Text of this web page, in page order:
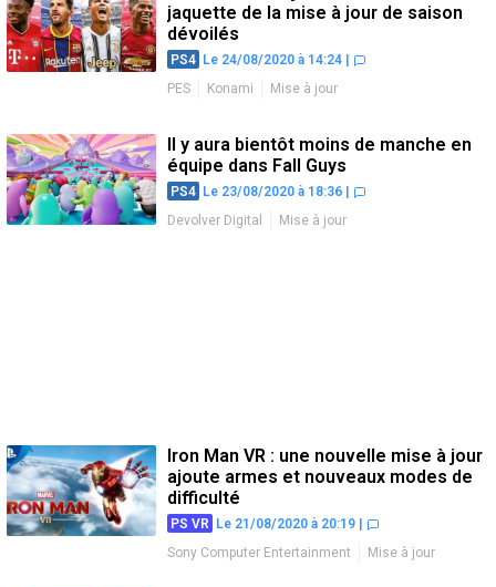
jaquette de la mise à jour de saison
dévoilés
PS4 Le 24/08/2020 à 14:24
PES
Konami Mise à jour
Il y aura bientôt moins de manche en
équipe dans Fall Guys
PS4 Le 23/08/2020 à 18:36
Devolver Digital
Mise à jour
Iron Man VR : une nouvelle mise à jour
ajoute armes et nouveaux modes de
difficulté
PS VR Le 21/08/2020 à 20:19
Sony Computer Entertainment
Mise à jour